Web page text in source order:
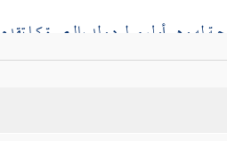
له وهو أول مولود ولد بالبصرةكما تقدم